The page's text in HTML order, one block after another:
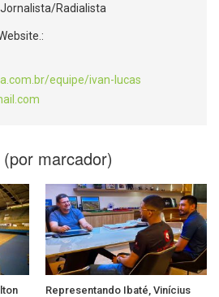
Jornalista/Radialista
equipe/ivan-lucas
marcador)
Representando Ibaté, Vinícius